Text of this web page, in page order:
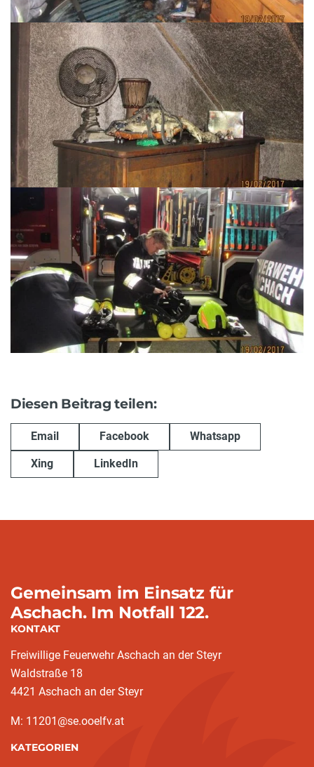
Diesen Beitrag teilen:
Email Facebook Whatsapp
Xing LinkedIn
Gemeinsam im Einsatz für
Aschach. Im Notfall 122.
KONTAKT
Freiwillige Feuerwehr Aschach an der Steyr
Waldstraße 18
4421 Aschach an der Steyr
M: 11201@se.ooelfv.at
KATEGORIEN